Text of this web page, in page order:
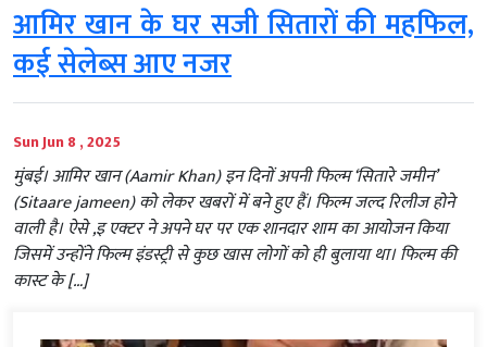
आमिर खान के घर सजी सितारों की महफिल,
कई सेलेब्स आए नजर
Sun Jun 8 , 2025
मुंबई। आमिर खान (Aamir Khan) इन दिनों अपनी फिल्म ‘सितारे जमीन’
(Sitaare jameen) को लेकर खबरों में बने हुए हैं। फिल्म जल्द रिलीज होने
वाली है। ऐसे ,इ एक्टर ने अपने घर पर एक शानदार शाम का आयोजन किया
जिसमें उन्होंने फिल्म इंडस्ट्री से कुछ खास लोगों को ही बुलाया था। फिल्म की
कास्ट के […]